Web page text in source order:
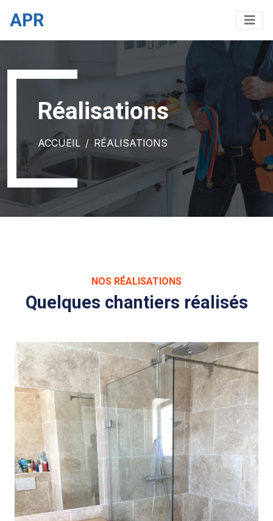
APR
Réalisations
ACCUEIL RÉALISATIONS
NOS RÉALISATIONS
Quelques chantiers réalisés